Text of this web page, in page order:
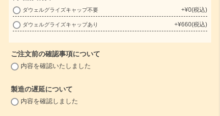
必
)
ダウェルグライズキャップ不要 +¥0 税込
ダウェルグライズキャップあり +¥660 税込
ご注文前の確認事項について
内容を確認いたしました
製造の遅延について
(
内容を確認しました